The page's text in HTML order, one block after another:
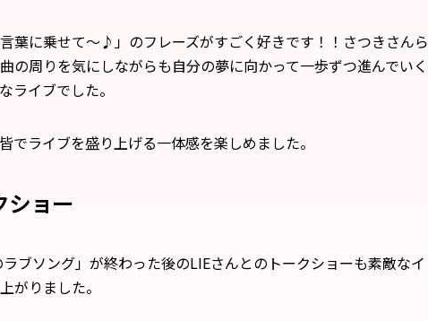
葉に乗せて～♪」のフレーズがすごく好きです！！さつきさんら
の周りを気にしながらも自分の夢に向かって一歩ずつ進んでいく
ライブでした。
でライブを盛り上げる一体感を楽しめました。
ショー
ブソング」が終わった後のLIEさんとのトークショーも素敵なイ
がりました。